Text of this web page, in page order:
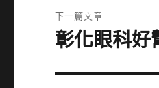
文
章:
下一篇文章
下
篇
彰化眼科好